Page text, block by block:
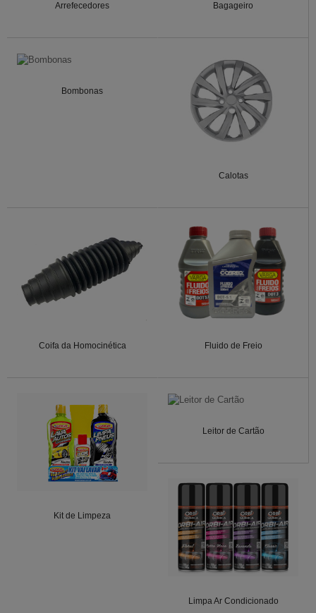
Arrefecedores Bagageiro
Bombonas
Calotas
Coifa da Homocinética Fluido de Freio
Kit de Limpeza
Leitor de Cartão
Limpa Ar Condicionado